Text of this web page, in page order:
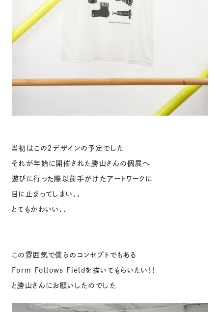
当初はこの２デザインの予定でした
それが年始に開催された勝山さんの個展へ
遊びに行った際以前手がけたアートワークに
目に止まってしまい、、
とてもかわいい、、
この雰囲気で僕らのコンセプトでもある
Form Follows Fieldを描いてもらいたい！！
と勝山さんにお願いしたのでした